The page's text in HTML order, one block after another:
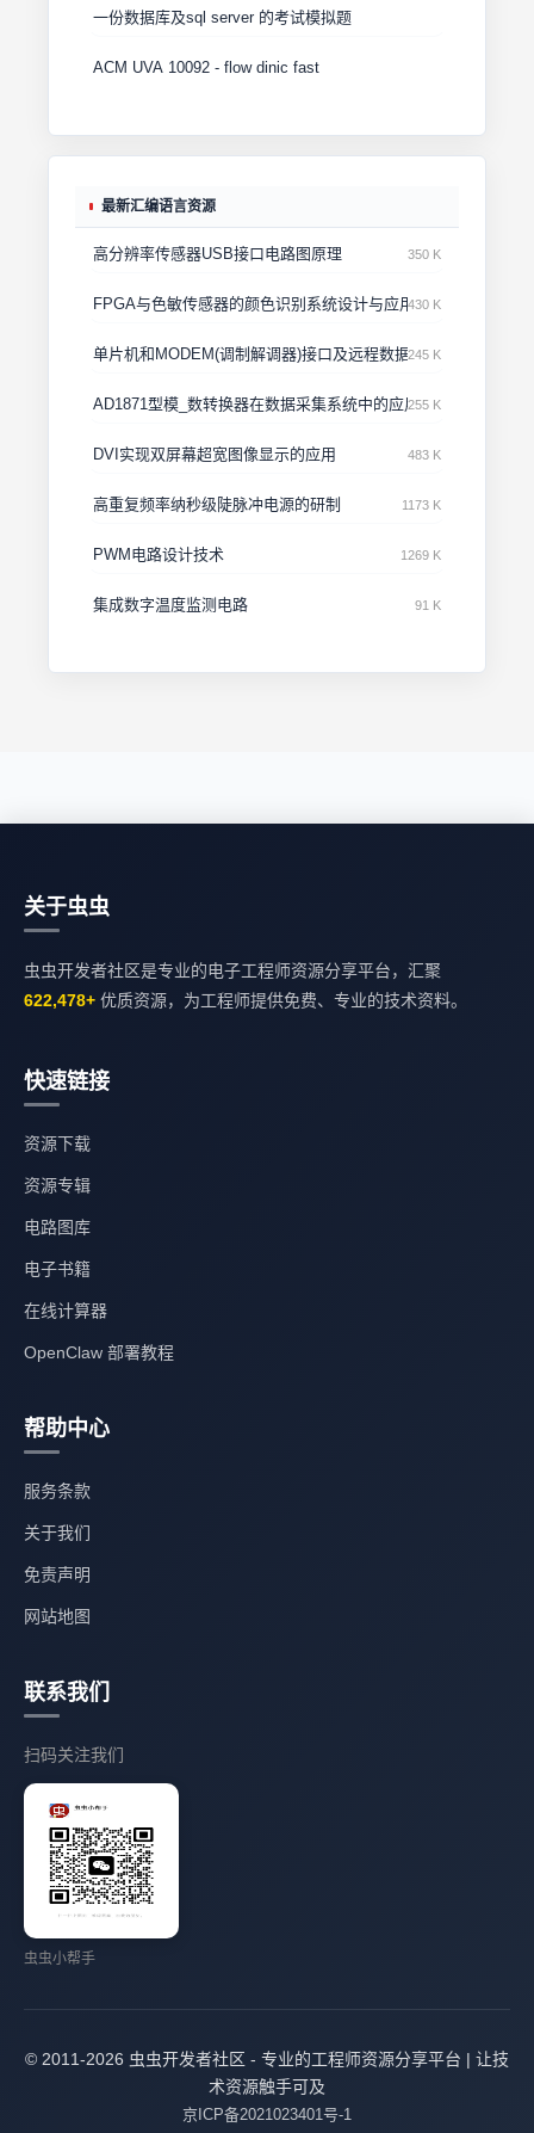
一份数据库及sql server 的考试模拟题
ACM UVA 10092 - flow dinic fast
最新汇编语言资源
高分辨率传感器USB接口电路图原理 350 K
FPGA与色敏传感器的颜色识别系统设计与应用430 K
单片机和MODEM(调制解调器)接口及远程数据传输设计
245 K
AD1871型模_数转换器在数据采集系统中的应用255 K
DVI实现双屏幕超宽图像显示的应用 483 K
高重复频率纳秒级陡脉冲电源的研制 1173 K
PWM电路设计技术 1269 K
集成数字温度监测电路 91 K
关于虫虫
虫虫开发者社区是专业的电子工程师资源分享平台，汇聚
622,478+ 优质资源，为工程师提供免费、专业的技术资料。
快速链接
资源下载
资源专辑
电路图库
电子书籍
在线计算器
OpenClaw 部署教程
帮助中心
服务条款
关于我们
免责声明
网站地图
联系我们
扫码关注我们
虫虫小帮手
© 2011-2026 虫虫开发者社区 - 专业的工程师资源分享平台 | 让技
术资源触手可及
京ICP备2021023401号-1